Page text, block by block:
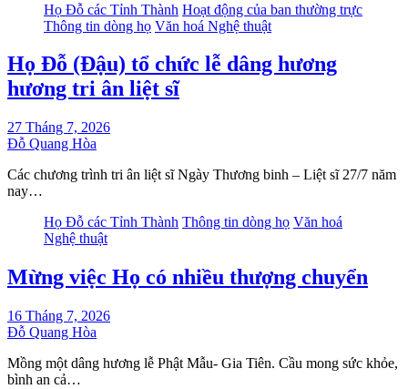
Họ Đỗ các Tỉnh Thành Hoạt động của ban thường trực
Thông tin dòng họ Văn hoá Nghệ thuật
Họ Đỗ (Đậu) tổ chức lễ dâng hương
hương tri ân liệt sĩ
27 Tháng 7, 2026
Đỗ Quang Hòa
Các chương trình tri ân liệt sĩ Ngày Thương binh – Liệt sĩ 27/7 năm
nay…
Họ Đỗ các Tỉnh Thành Thông tin dòng họ Văn hoá
Nghệ thuật
Mừng việc Họ có nhiều thượng chuyển
16 Tháng 7, 2026
Đỗ Quang Hòa
Mồng một dâng hương lễ Phật Mẫu- Gia Tiên. Cầu mong sức khỏe,
bình an cả…